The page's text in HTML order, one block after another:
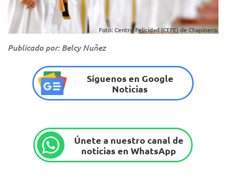
Foto: Centro Felicidad (CEFE) de Chapinero.
Publicado por: Belcy Nuñez
Síguenos en Google
Noticias
Únete a nuestro canal de
noticias en WhatsApp